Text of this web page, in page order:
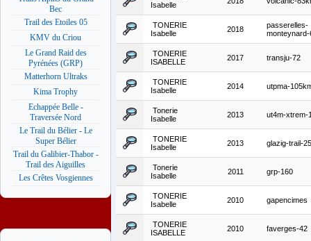
Bec
Trail des Etoiles 05
KMV du Criou
Le Grand Raid des
Pyrénées (GRP)
Matterhorn Ultraks
Kima Trophy
Echappée Belle -
Traversée Nord
Le Trail du Bélier - Le
Super Bélier
Trail du Galibier-Thabor -
Trail des Aiguilles
Les Crêtes Vosgiennes
Isabelle
TONERIE
Isabelle
2018
passerelles-
TONERIE
ISABELLE
2017 transju-72
TONERIE
Isabelle
2014 utpma-
Tonerie
Isabelle
2013 ut4m-xtrem-
TONERIE
Isabelle
2013 glazig-trail-
Tonerie
Isabelle
2011 grp-160
TONERIE
Isabelle
2010 gapencimes
TONERIE
ISABELLE
2010 faverges-42